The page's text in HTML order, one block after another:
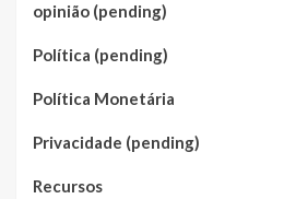
opinião (pending)
Política (pending)
Política Monetária
Privacidade (pending)
Recursos